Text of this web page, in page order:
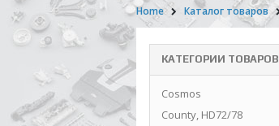
Home Каталог товаров
КАТЕГОРИИ ТОВАРОВ
Cosmos
County, HD72/78